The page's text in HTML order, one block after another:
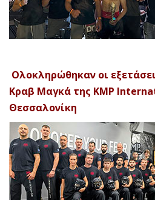
Ολοκληρώθηκαν οι
Κραβ Μαγκά της KMP
Θεσσαλονίκη